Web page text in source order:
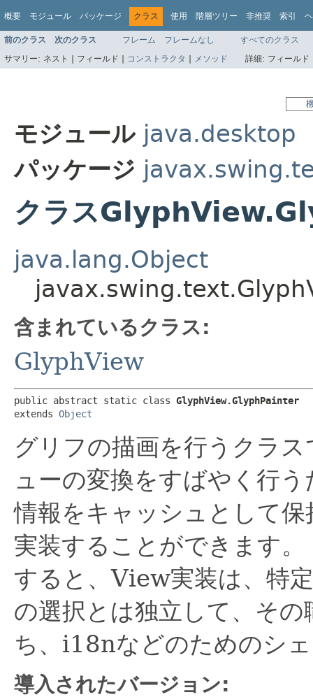
概要 モジュール パッケージ クラス 使用 階層ツリー 非推奨 索引
前のクラス 次のクラス フレーム フレームなし
すべてのクラス
サマリー: ネスト | フィールド | コンストラクタ | メソッド 詳細: フィール
モジュール java.desktop
パッケージ
クラス
java.lang.Object
含まれているクラス:
GlyphView
public abstract static class GlyphView.GlyphPainter
extends Object
グリフの描画を行うクラス
ューの変換をすばやく行
情報をキャッシュとして
実装することができます。
すると、View実装は、特
の選択とは独立して、そ
ち、i18nなどのためのシ
導入されたバージョン: